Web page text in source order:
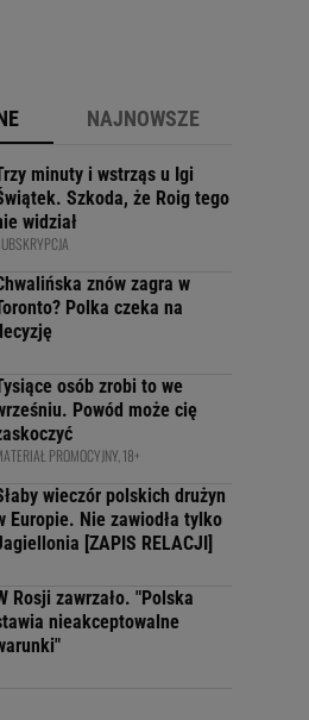
NAJNOWSZE
minuty i wstrząs u Igi
Szkoda, że Roig tego
widział
znów zagra w
Polka czeka na
osób zrobi to we
Powód może cię
PROMOCYJNY, 18+
wieczór polskich drużyn
Europie. Nie zawiodła tylko
[ZAPIS RELACJI]
Rosji zawrzało. "Polska
nieakceptowalne